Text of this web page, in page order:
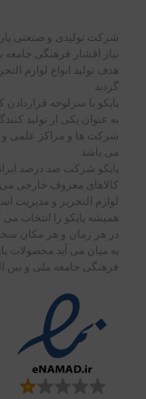
نیاز اقشار فرهنگی
هدف تولید انواع لوازم
گردید
پاپکو با سرلوحه
به عنوان یکی از تولید
شرکت ها و مراکز علمی و
می باشد
پاپکو شرکت صد درصد
کالاهای معروف خارجی می
لوازم التحریر و مدیریت
همیشه پاپکو را انتخاب می
در هر زمان و هر مکان
به میان می آید محصولات
فرهنگی جامعه ملی و